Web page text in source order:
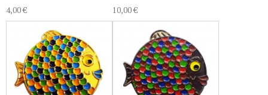
4,00 €
10,00 €